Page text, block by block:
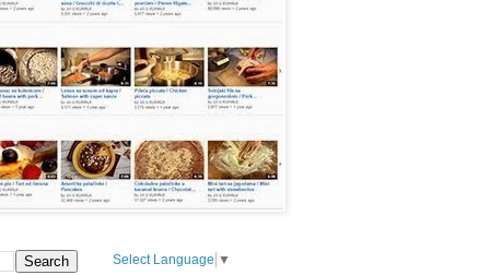
Select Language ▼